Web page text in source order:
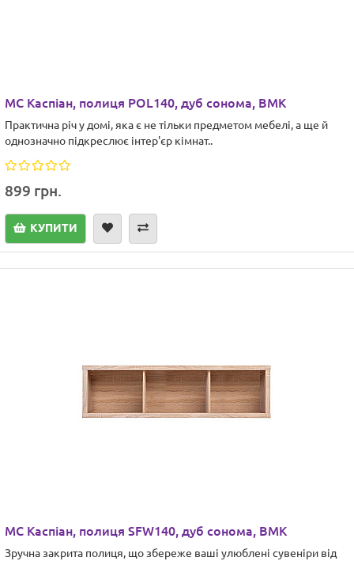
МС Каспіан, полиця POL140, дуб сонома, ВМК
Практична річ у домі, яка є не тільки предметом мебелі, а ще й
однозначно підкреслює інтер'єр кімнат..
899 грн.
КУПИТИ
МС Каспіан, полиця SFW140, дуб сонома, ВМК
Зручна закрита полиця, що збереже ваші улюблені сувеніри від